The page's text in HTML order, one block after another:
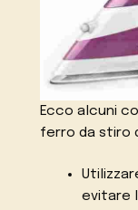
Ecco alcuni
ferro da stiro
evitare